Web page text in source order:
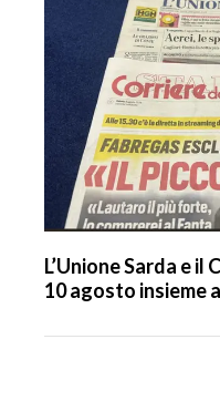
L’Unione Sarda e
10 agosto insieme